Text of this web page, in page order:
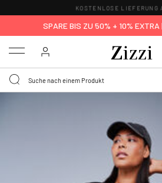
KOSTENLOSE LIEFERUNG
SPARE BIS ZU 50% + 10% EXTRA |
Menu